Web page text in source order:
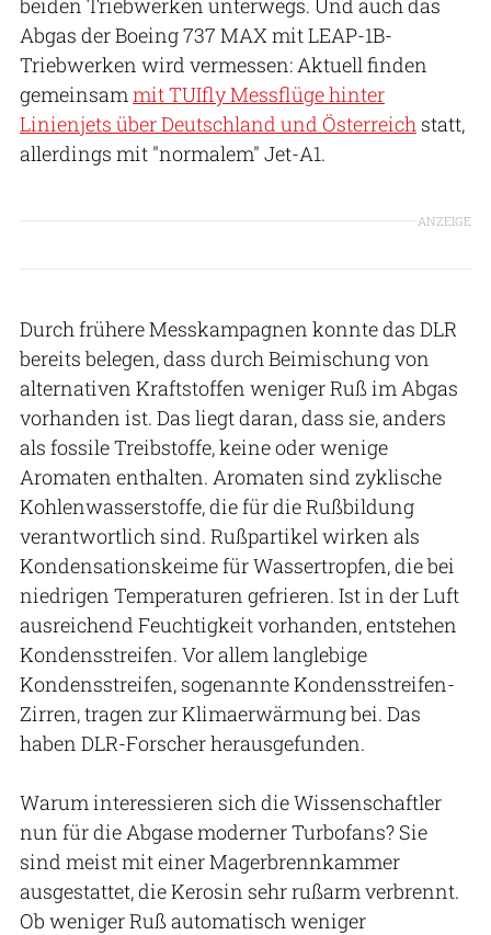
Abgas der Boeing 737 MAX mit LEAP-1B-
Triebwerken wird vermessen: Aktuell finden
gemeinsam mit TUIfly Messflüge hinter
Linienjets über Deutschland und Österreich statt,
allerdings mit "normalem" Jet-A1.
ANZEIGE
Durch frühere Messkampagnen konnte das DLR
bereits belegen, dass durch Beimischung von
alternativen Kraftstoffen weniger Ruß im Abgas
vorhanden ist. Das liegt daran, dass sie, anders
als fossile Treibstoffe, keine oder wenige
Aromaten enthalten. Aromaten sind zyklische
Kohlenwasserstoffe, die für die Rußbildung
verantwortlich sind. Rußpartikel wirken als
Kondensationskeime für Wassertropfen, die bei
niedrigen Temperaturen gefrieren. Ist in der Luft
ausreichend Feuchtigkeit vorhanden, entstehen
Kondensstreifen. Vor allem langlebige
Kondensstreifen, sogenannte Kondensstreifen-
Zirren, tragen zur Klimaerwärmung bei. Das
haben DLR-Forscher herausgefunden.
Warum interessieren sich die Wissenschaftler
nun für die Abgase moderner Turbofans? Sie
sind meist mit einer Magerbrennkammer
ausgestattet, die Kerosin sehr rußarm verbrennt.
Ob weniger Ruß automatisch weniger